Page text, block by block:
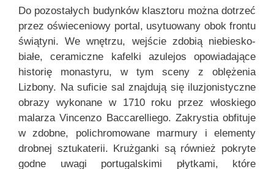
Do pozostałych budynków klasztoru można dotrzeć
przez oświeceniowy portal, usytuowany obok frontu
świątyni. We wnętrzu, wejście zdobią niebiesko-
białe, ceramiczne kafelki azulejos opowiadające
historię monastyru, w tym sceny z oblężenia
Lizbony. Na suficie sal znajdują się iluzjonistyczne
obrazy wykonane w 1710 roku przez włoskiego
malarza Vincenzo Baccarelliego. Zakrystia obfituje
w zdobne, polichromowane marmury i elementy
drobnej sztukaterii. Krużganki są również pokryte
godne uwagi portugalskimi płytkami, które